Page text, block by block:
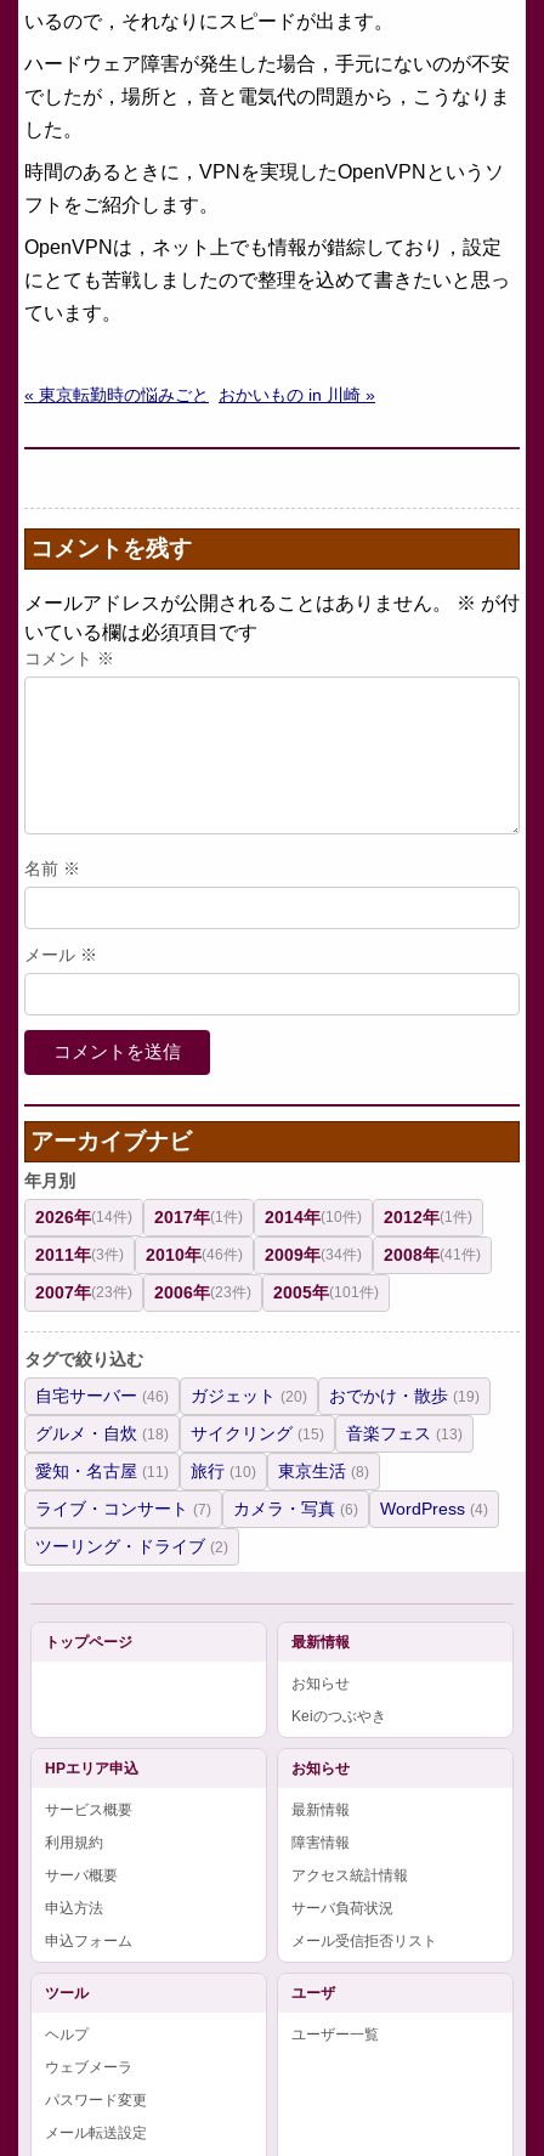
いるので，それなりにスピードが出ます。
ハードウェア障害が発生した場合，手元にないのが不安
でしたが，場所と，音と電気代の問題から，こうなりま
した。
時間のあるときに，VPNを実現したOpenVPNというソ
フトをご紹介します。
OpenVPNは，ネット上でも情報が錯綜しており，設定
にとても苦戦しましたので整理を込めて書きたいと思っ
ています。
« 東京転勤時の悩みごと おかいもの in 川崎 »
コメントを残す
メールアドレスが公開されることはありません。 ※ が付
いている欄は必須項目です
コメント ※
名前 ※
メール ※
アーカイブナビ
年月別
2026年(14件) 2017年(1件) 2014年(10件) 2012年(1件)
2011年(3件) 2010年(46件) 2009年(34件) 2008年(41件)
2007年(23件) 2006年(23件) 2005年(101件)
タグで絞り込む
自宅サーバー (46) ガジェット (20) おでかけ・散歩 (19)
グルメ・自炊 (18) サイクリング (15) 音楽フェス (13)
愛知・名古屋 (11) 旅行 (10) 東京生活 (8)
ライブ・コンサート (7) カメラ・写真 (6) WordPress (4)
ツーリング・ドライブ (2)
トップページ 最新情報
お知らせ
Keiのつぶやき
HPエリア申込
サービス概要
利用規約
サーバ概要
申込方法
申込フォーム
お知らせ
最新情報
障害情報
アクセス統計情報
サーバ負荷状況
メール受信拒否リスト
ツール
ヘルプ
ウェブメーラ
パスワード変更
メール転送設定
ユーザ
ユーザー一覧